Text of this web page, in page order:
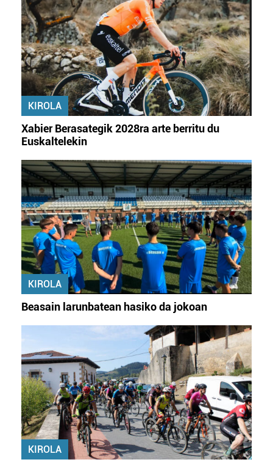
KIROLA
Xabier Berasategik 2028ra arte berritu du
Euskaltelekin
KIROLA
Beasain larunbatean hasiko da jokoan
KIROLA